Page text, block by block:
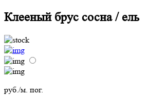
Клееный брус сосна / ель
руб./м. пог.